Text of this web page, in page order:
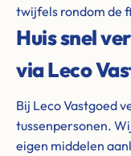
twijfels rondom de
Huis snel
via Leco
Bij Leco Vastgoed
tussenpersonen.
eigen middelen